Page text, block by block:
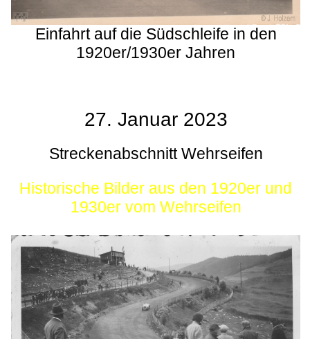
Einfahrt auf die Südschleife in den
1920er/1930er Jahren
27. Januar 2023
Streckenabschnitt Wehrseifen
Historische Bilder aus den 1920er und
1930er vom Wehrseifen